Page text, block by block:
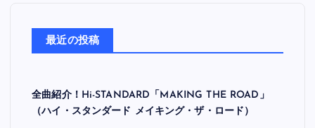
最近の投稿
全曲紹介！Hi-STANDARD「MAKING THE ROAD」
（ハイ・スタンダード メイキング・ザ・ロード）